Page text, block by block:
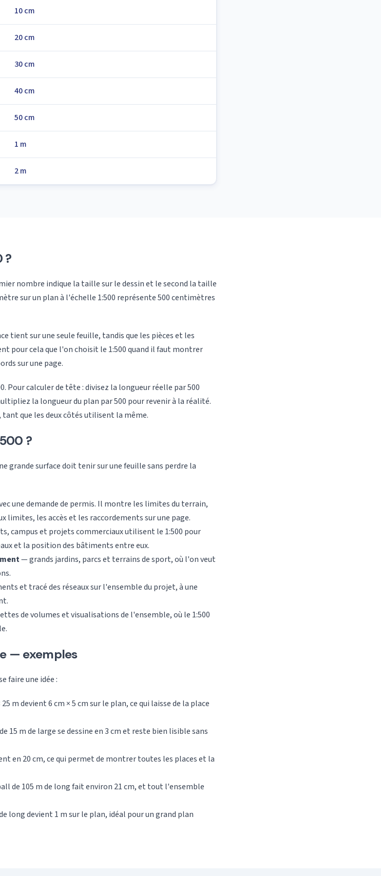
10 cm
20 cm
30 cm
40 cm
50 cm
1 m
2 m
?
nombre indique la taille sur le dessin et le second la taille
sur un plan à l'échelle 1:500 représente 500 centimètres
tient sur une seule feuille, tandis que les pièces et les
pour cela que l'on choisit le 1:500 quand il faut montrer
sur une page.
Pour calculer de tête : divisez la longueur réelle par 500
la longueur du plan par 500 pour revenir à la réalité.
que les deux côtés utilisent la même.
?
grande surface doit tenir sur une feuille sans perdre la
une demande de permis. Il montre les limites du terrain,
limites, les accès et les raccordements sur une page.
campus et projets commerciaux utilisent le 1:500 pour
et la position des bâtiments entre eux.
— grands jardins, parcs et terrains de sport, où l'on veut
et tracé des réseaux sur l'ensemble du projet, à une
de volumes et visualisations de l'ensemble, où le 1:500
— exemples
faire une idée :
m devient 6 cm × 5 cm sur le plan, ce qui laisse de la place
15 m de large se dessine en 3 cm et reste bien lisible sans
en 20 cm, ce qui permet de montrer toutes les places et la
de 105 m de long fait environ 21 cm, et tout l'ensemble
long devient 1 m sur le plan, idéal pour un grand plan